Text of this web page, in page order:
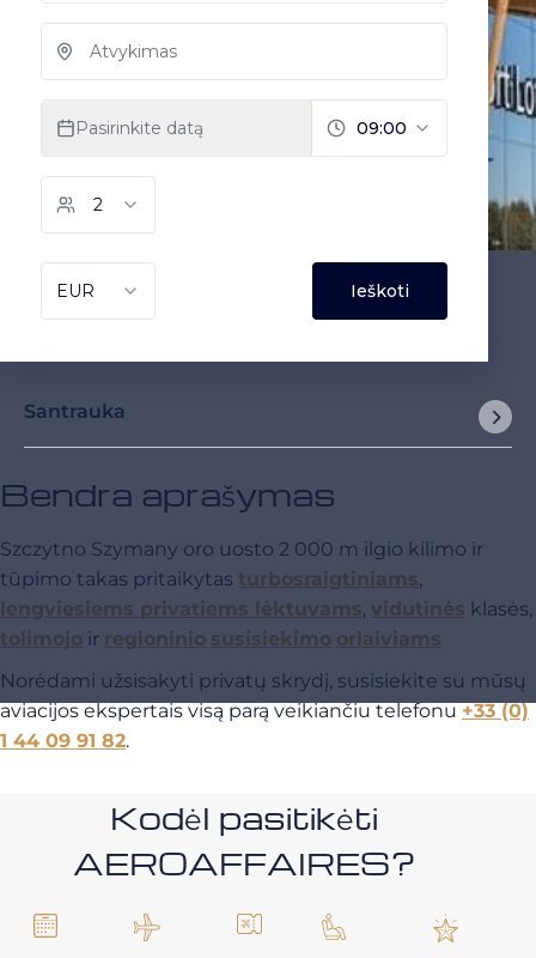
Santrauka
Bendra aprašymas
Szczytno Szymany oro uosto 2 000 m ilgio kilimo ir
tūpimo takas pritaikytas turbosraigtiniams,
lengviesiems privatiems lėktuvams, vidutinės klasės,
tolimojo ir regioninio susisiekimo orlaiviams
Norėdami užsisakyti privatų skrydį, susisiekite su mūsų
aviacijos ekspertais visą parą veikiančiu telefonu+33 (0)
1 44 09 91 82.
Kodėl pasitikėti
AEROAFFAIRES?